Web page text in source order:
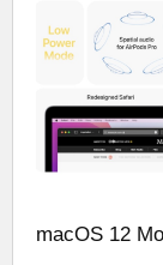
macOS 12